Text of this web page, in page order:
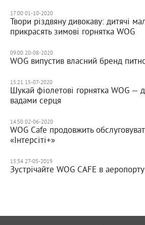
17:00 01-10-2020
Твори різдвяну дивокаву: дитячі
прикрасять зимові горнятка WOG
09:00 20-08-2020
WOG випустив власний бренд
15:21 15-07-2020
Шукай фіолетові горнятка WOG —
вадами серця
14:50 02-06-2020
WOG Cafe продовжить
«Інтерсіті+»
15:34 27-05-2019
Зустрічайте WOG CAFE в